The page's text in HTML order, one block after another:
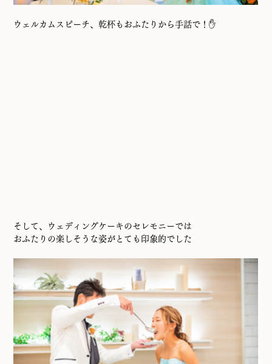
ウェルカムスピーチ、乾杯もおふたりから手話で！✋
そして、ウェディングケーキのセレモニーでは
おふたりの楽しそうな姿がとても印象的でした